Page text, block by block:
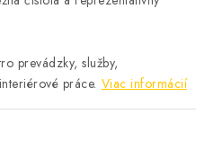
prevádzky, služby,
práce. Viac informácií